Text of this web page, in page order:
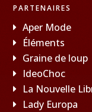
PARTENAIRES
Aper Mode
Éléments
Graine de loup
IdeoChoc
La Nouvelle
Lady Europa